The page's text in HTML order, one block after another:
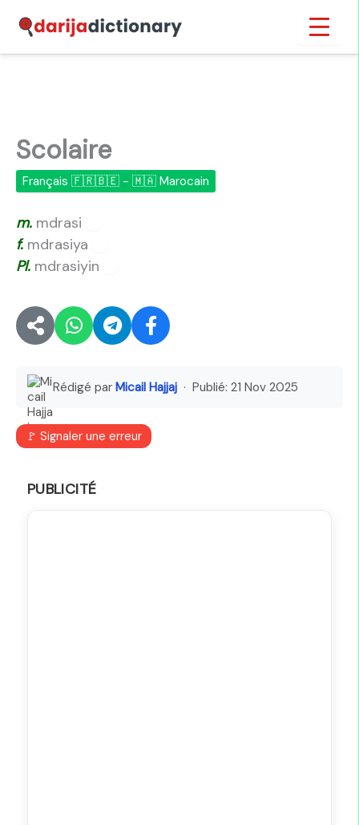
contenu
Scolaire
Français 🇫🇷🇧🇪 - 🇲🇦 Marocain
m. mdrasi
f.mdrasiya
Pl. mdrasiyin
Rédigé par Micail Hajjaj · Publié: 21 Nov 2025
🚩 Signaler une erreur
PUBLICITÉ